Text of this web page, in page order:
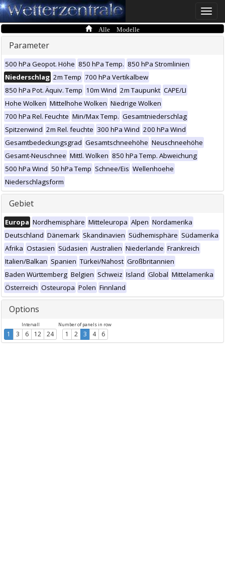
Toggle
Alle Modelle
Parameter
500 hPa Geopot. Höhe 850 hPa Temp. 850 hPa Stromlinien
Niederschlag 2m Temp 700 hPa Vertikalbew
850 hPa Pot. Äquiv. Temp 10m Wind 2m Taupunkt CAPE/LI
Hohe Wolken Mittelhohe Wolken Niedrige Wolken
700 hPa Rel. Feuchte Min/Max Temp. Gesamtniederschlag
Spitzenwind 2m Rel. feuchte 300 hPa Wind 200 hPa Wind
Gesamtbedeckungsgrad Gesamtschneehöhe Neuschneehöhe
Gesamt-Neuschnee Mittl. Wolken 850 hPa Temp. Abweichung
500 hPa Wind 50 hPa Temp Schnee/Eis Wellenhoehe
Niederschlagsform
Gebiet
Europa Nordhemisphäre Mitteleuropa Alpen Nordamerika
Deutschland Dänemark Skandinavien Südhemisphäre Südamerika
Afrika Ostasien Südasien Australien Niederlande Frankreich
Italien/Balkan Spanien Türkei/Nahost Großbritannien
Baden Württemberg Belgien Schweiz Island Global Mittelamerika
Österreich Osteuropa Polen Finnland
Options
Intervall
1 3 6 12 24
Number of panels in row
1 2 3 4 6